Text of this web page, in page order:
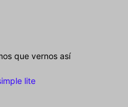
que vernos así